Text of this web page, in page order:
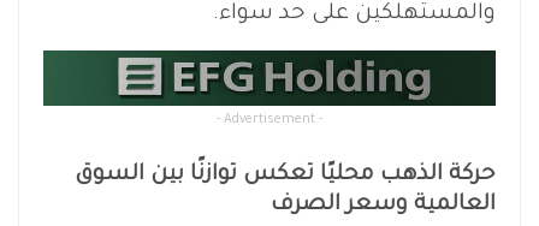
والمستهلكين على حد سواء.
- Advertisement -
حركة الذهب محليًا تعكس توازنًا بين السوق
العالمية وسعر الصرف